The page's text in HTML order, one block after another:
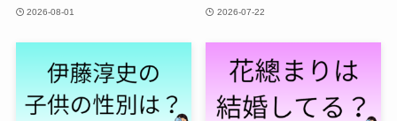
2026-08-01 2026-07-22